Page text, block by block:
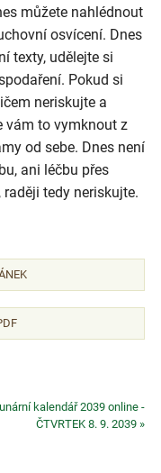
můžete nahlédnout
osvícení. Dnes
texty, udělejte si
Pokud si
neriskujte a
vám to vymknout z
od sebe. Dnes není
ani léčbu přes
tedy neriskujte.
kalendář 2039 online -
ČTVRTEK 8. 9. 2039 »